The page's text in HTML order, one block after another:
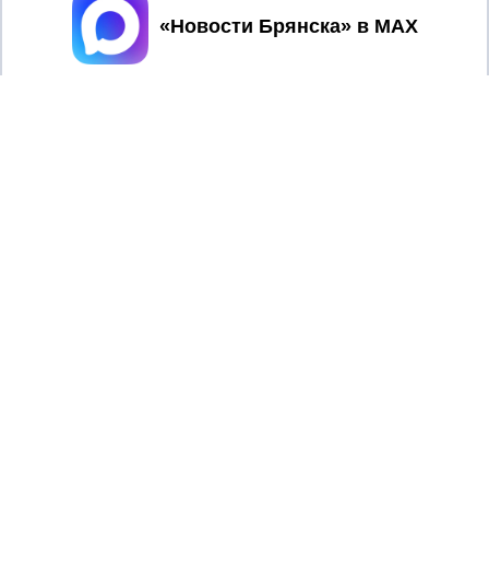
Принять